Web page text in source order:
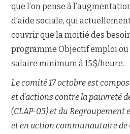
que l’on pense à
d’aide sociale, qui
couvrir que la moitié des
programme Objectif emploi ou
salaire minimum à 15$/heure.
Le comité 17 octobre est
et d’actions contre la pauvreté
(CLAP-03) et du
et en action communautaire de